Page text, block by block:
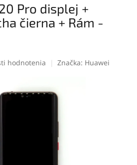
Pro displej +
čierna + Rám -
hodnotenia Značka: Huawei